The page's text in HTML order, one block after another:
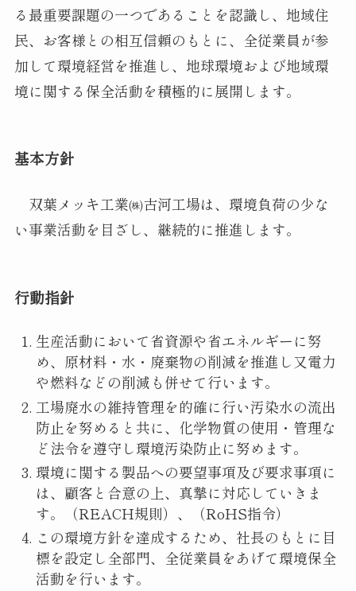
る最重要課題の一つであることを認識し、地域住
民、お客様との相互信頼のもとに、全従業員が参
加して環境経営を推進し、地球環境および地域環
境に関する保全活動を積極的に展開します。
基本方針
双葉メッキ工業㈱古河工場は、環境負荷の少な
い事業活動を目ざし、継続的に推進します。
行動指針
生産活動において省資源や省エネルギーに努
め、原材料・水・廃棄物の削減を推進し又電力
や燃料などの削減も併せて行います。
工場廃水の維持管理を的確に行い汚染水の流出
防止を努めると共に、化学物質の使用・管理な
ど法令を遵守し環境汚染防止に努めます。
環境に関する製品への要望事項及び要求事項に
は、顧客と合意の上、真摯に対応していきま
す。（REACH規則）、（RoHS指令）
この環境方針を達成するため、社長のもとに目
標を設定し全部門、全従業員をあげて環境保全
活動を行います。